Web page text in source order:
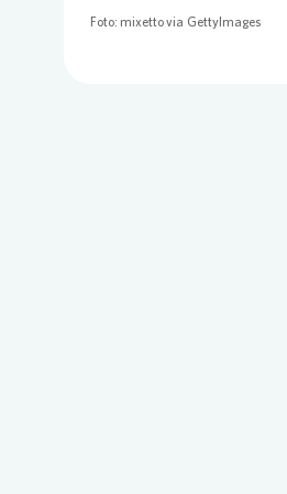
Foto: mixetto via GettyImages